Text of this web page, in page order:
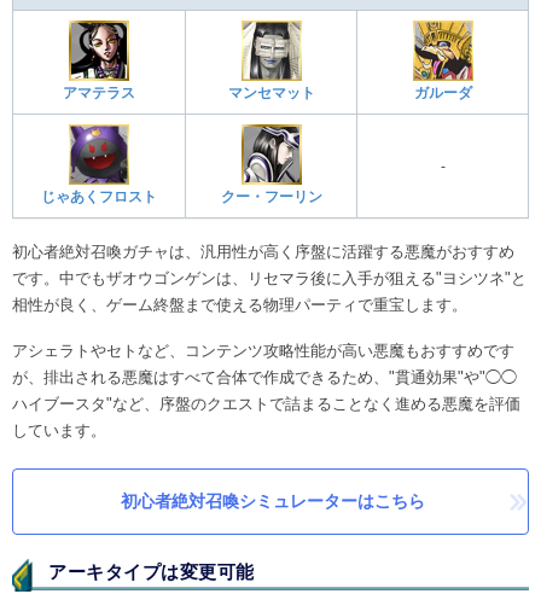
アマテラス マンセマット ガルーダ
じゃあくフロスト クー・フーリン
-
初心者絶対召喚ガチャは、汎用性が高く序盤に活躍する悪魔がおすすめ
です。中でもザオウゴンゲンは、リセマラ後に入手が狙える"ヨシツネ"と
相性が良く、ゲーム終盤まで使える物理パーティで重宝します。
アシェラトやセトなど、コンテンツ攻略性能が高い悪魔もおすすめです
が、排出される悪魔はすべて合体で作成できるため、"貫通効果"や"◯◯
ハイブースタ"など、序盤のクエストで詰まることなく進める悪魔を評価
しています。
初心者絶対召喚シミュレーターはこちら
アーキタイプは変更可能